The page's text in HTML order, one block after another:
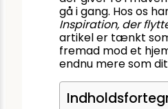
gå i gang. Hos os
Inspiration, der
artikel er tænkt
fremad mod et
endnu mere som